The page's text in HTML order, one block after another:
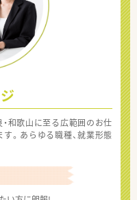
和歌山に至る広範囲のお仕
。あらゆる職種、就業形態